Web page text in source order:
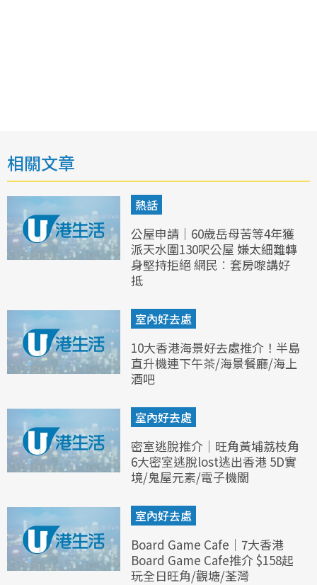
相關文章
熱話
公屋申請｜60歲岳母苦等4年獲
派天水圍130呎公屋 嫌太細難轉
身堅持拒絕 網民︰套房嚟講好
抵
室內好去處
10大香港海景好去處推介！半島
直升機連下午茶/海景餐廳/海上
酒吧
室內好去處
密室逃脫推介｜旺角黃埔荔枝角
6大密室逃脫lost逃出香港 5D實
境/鬼屋元素/電子機關
室內好去處
Board Game Cafe｜7大香港
Board Game Cafe推介 $158起
玩全日旺角/觀塘/荃灣